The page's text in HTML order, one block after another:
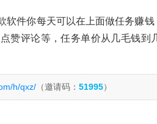
软件你每天可以在上面做任务赚
赞评论等，任务单价从几毛钱到
h/qxz/ （邀请码： 51995）